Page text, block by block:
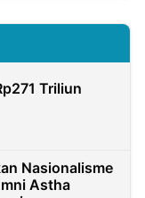
Triliun
Nasionalisme
Astha